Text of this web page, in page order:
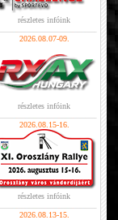
részletes infóink
2026.08.07-09.
részletes infóink
2026.08.15-16.
részletes infóink
2026.08.13-15.